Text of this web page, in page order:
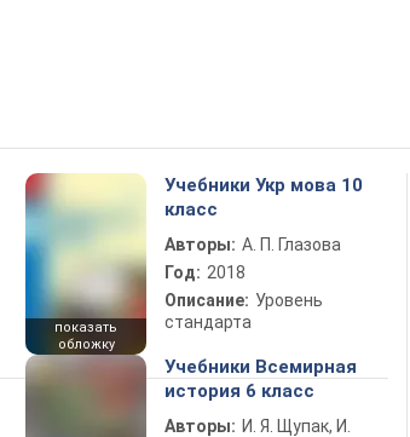
показать
обложку
Учебники Укр мова 10
класс
Авторы: А. П. Глазова
Год: 2018
Описание: Уровень
стандарта
Учебники Всемирная
история 6 класс
Авторы: И. Я. Щупак, И.